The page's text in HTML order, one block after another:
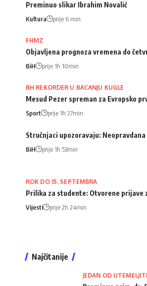
Preminuo slikar Ibrahim Novalić
Kultura prije 6 min
FHMZ
Objavljena prognoza vremena do
BiH prije 1h 10min
BH REKORDER U BACANJU KUGLE
Mesud Pezer spreman za Evropsko
Sport prije 1h 27min
Stručnjaci upozoravaju:
BiH prije 1h 53min
ROK DO 15. SEPTEMBRA
Prilika za studente: Otvorene prijave
Vijesti prije 2h 24min
Najčitanije
JEDAN OD